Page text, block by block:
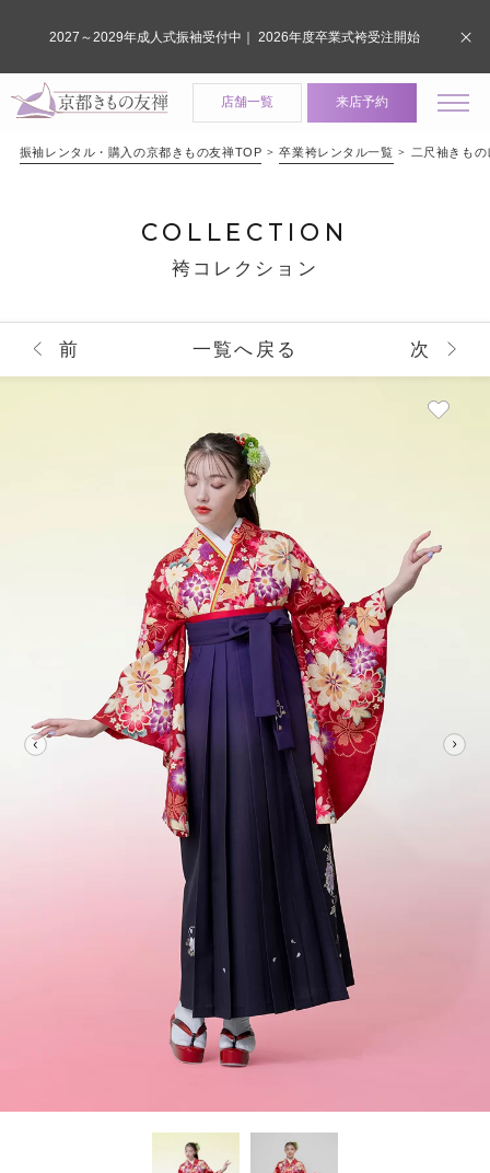
店舗一覧 来店予約
振袖レンタル・購入の京都きもの友禅TOP 卒業袴レンタル一覧 二尺袖きも
COLLECTION
袴コレクション
前 一覧へ戻る 次
2027～2029年成人式振袖受付中｜ 2026年度卒業式袴受注開始